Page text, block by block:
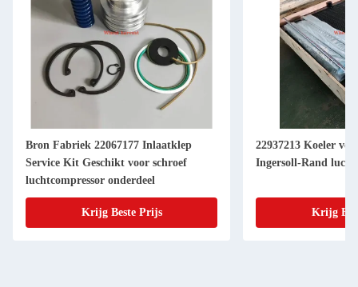
Bron Fabriek 22067177 Inlaatklep
Service Kit Geschikt voor schroef
luchtcompressor onderdeel
Krijg Beste Prijs
22937213 Koeler
Ingersoll-Rand
Krijg